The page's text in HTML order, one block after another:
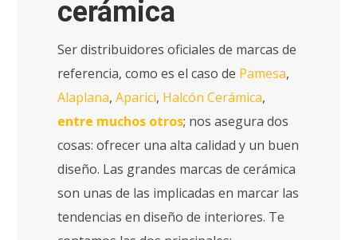
cerámica
Ser distribuidores oficiales de marcas de
referencia, como es el caso de Pamesa,
Alaplana,Aparici, Halcón Cerámica,
entre muchos otros; nos asegura dos
cosas: ofrecer una alta calidad y un buen
diseño. Las grandes marcas de cerámica
son unas de las implicadas en marcar las
tendencias en diseño de interiores. Te